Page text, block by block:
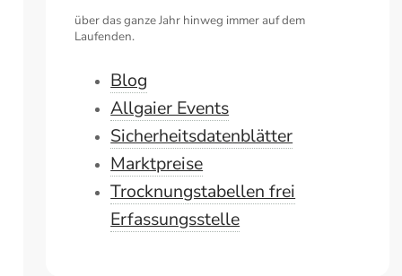
über das ganze Jahr hinweg immer auf dem
Laufenden.
Blog
Allgaier Events
Sicherheitsdatenblätter
Marktpreise
Trocknungstabellen frei
Erfassungsstelle